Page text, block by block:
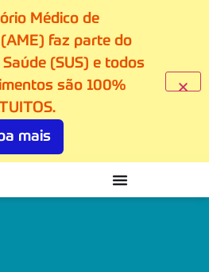
Médico de
faz parte do
(SUS) e todos
são 100%
mais